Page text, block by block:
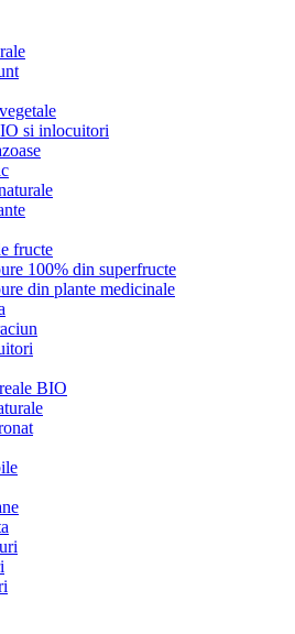
si inlocuitori
fructe
100% din superfructe
din plante medicinale
BIO